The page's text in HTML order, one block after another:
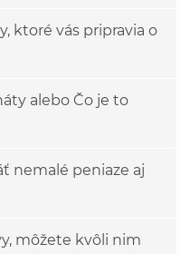
ktoré vás pripravia o
alebo Čo je to
nemalé peniaze aj
môžete kvôli nim